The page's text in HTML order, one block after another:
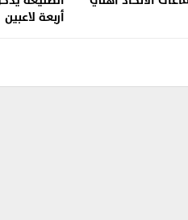
أربعة لاعبين